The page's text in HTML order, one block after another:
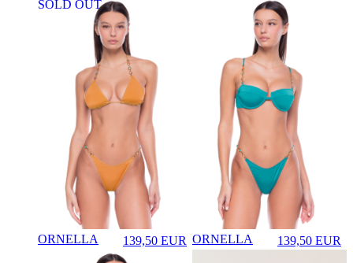
SOLD OUT
♡
ORNELLA 139,50 EUR
Prezzo in aggiornamento
♡
ORNELLA 139,50 EUR
Prezzo in